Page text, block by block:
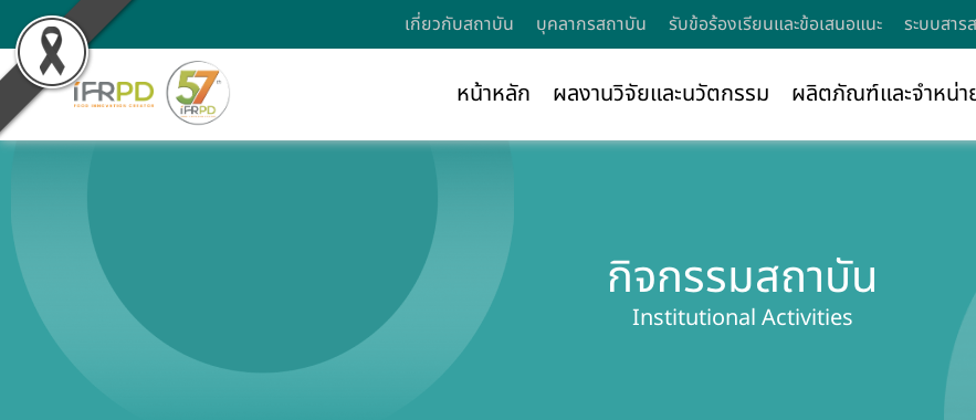
เกี่ยวกับสถาบัน บุคลากรสถาบัน รับข้อร้องเรียนและข้อเสนอแนะ ระบบสาร
หน้าหลัก ผลงานวิจัยและนวัตกรรม ผลิตภัณฑ์และจำหน่า
กิจกรรมสถาบัน
Institutional Activities